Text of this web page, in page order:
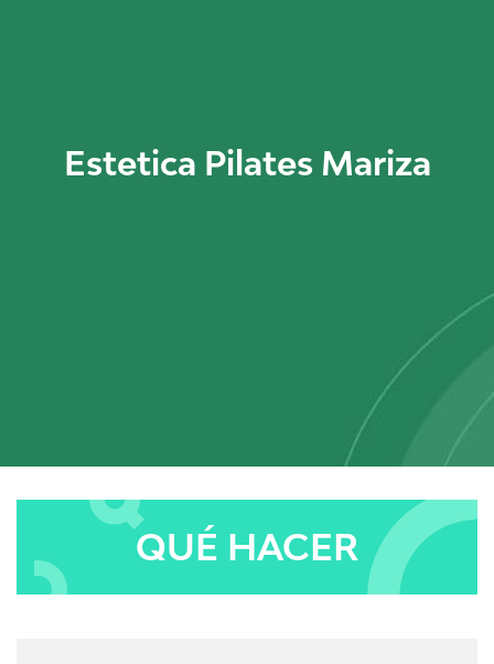
Estetica Pilates Mariza
QUÉ HACER